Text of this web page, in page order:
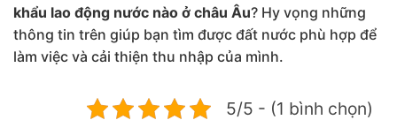
khẩu lao động nước nào ở châu Âu? Hy vọng những
thông tin trên giúp bạn tìm được đất nước phù hợp để
làm việc và cải thiện thu nhập của mình.
5/5 - (1 bình chọn)